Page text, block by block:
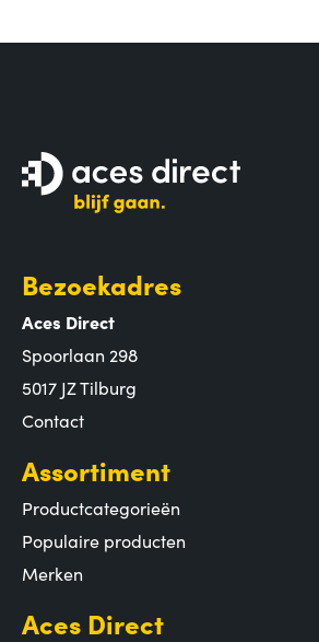
Bezoekadres
Aces Direct
Spoorlaan 298
5017 JZ Tilburg
Contact
Assortiment
Productcategorieën
Populaire producten
Merken
Aces Direct